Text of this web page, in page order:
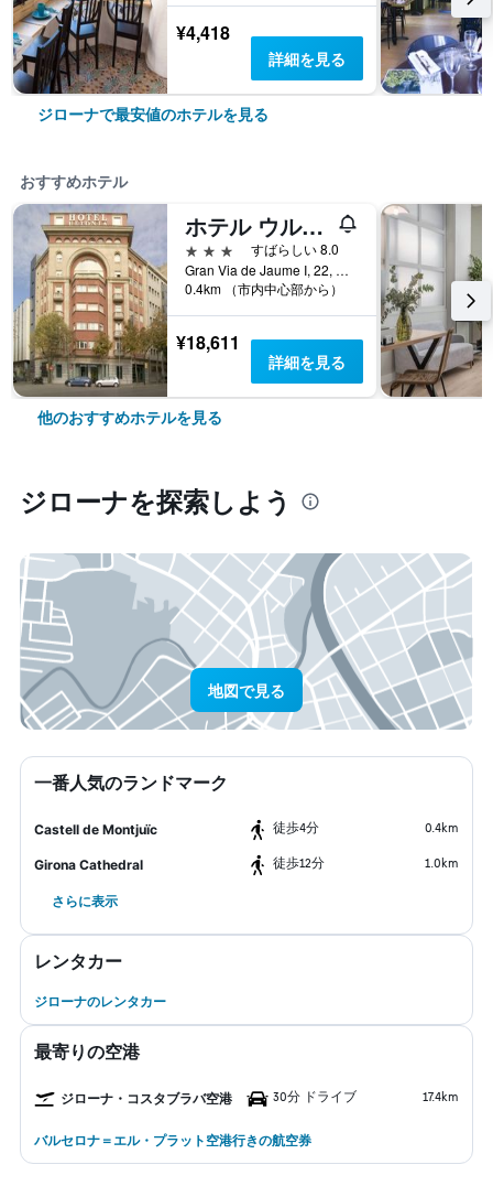
¥4,418
詳細を見る
ジローナで最安値のホテルを見る
おすすめホテル
ホテル ウルトニア
3つ星
すばらしい 8.0
Gran Via de Jaume I, 22, ジローナ, カタルーニャ, スペイン
0.4km （市内中心部から）
¥18,611
詳細を見る
他のおすすめホテルを見る
ジローナ​を探索しよう
地図で見る
一番人気のランドマーク
Castell de Montjuïc ​徒歩4分 0.4km
Girona Cathedral ​徒歩12分 1.0km
さらに表示
レンタカー
ジローナのレンタカー
最寄りの空港
ジローナ・コスタブラバ空港 30分 ドライブ 17.4km
バルセロナ＝エル・プラット空港行きの航空券